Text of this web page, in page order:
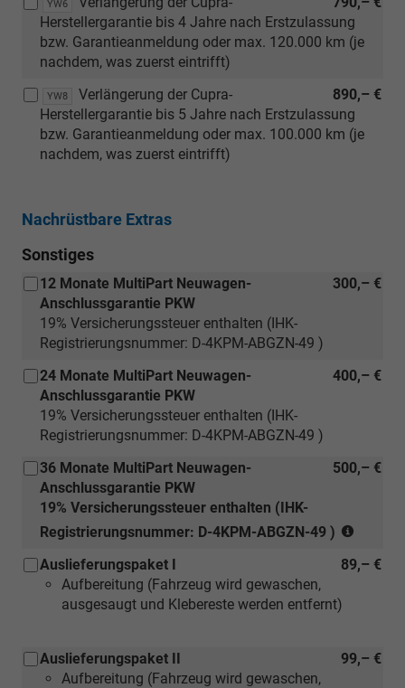
YW6
Herstellergarantie bis 4 Jahre nach Erstzulassung
bzw. Garantieanmeldung oder max. 120.000 km (je
nachdem, was zuerst eintrifft)
YW8 890,– €
Verlängerung der Cupra-
Herstellergarantie bis 5 Jahre nach Erstzulassung
bzw. Garantieanmeldung oder max. 100.000 km (je
nachdem, was zuerst eintrifft)
Nachrüstbare Extras
Sonstiges
300,– €
12 Monate MultiPart Neuwagen-
Anschlussgarantie PKW
19% Versicherungssteuer enthalten (IHK-
Registrierungsnummer: D-4KPM-ABGZN-49 )
400,– €
24 Monate MultiPart Neuwagen-
Anschlussgarantie PKW
19% Versicherungssteuer enthalten (IHK-
Registrierungsnummer: D-4KPM-ABGZN-49 )
500,– €
36 Monate MultiPart Neuwagen-
Anschlussgarantie PKW
19% Versicherungssteuer enthalten (IHK-
Registrierungsnummer: D-4KPM-ABGZN-49 )
89,– €
Auslieferungspaket I
Aufbereitung (Fahrzeug wird gewaschen,
ausgesaugt und Klebereste werden entfernt)
99,– €
Auslieferungspaket II
Aufbereitung (Fahrzeug wird gewaschen,